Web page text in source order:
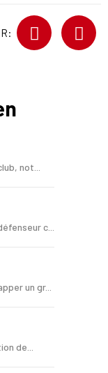
not...
c...
un gr...
de...